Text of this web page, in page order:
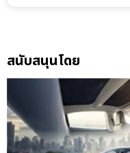
สนับสนุนโดย